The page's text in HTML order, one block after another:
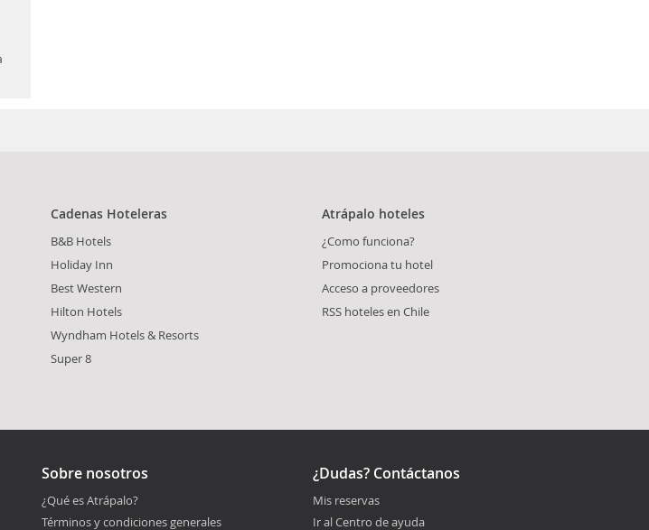
Cadenas Hoteleras
B&B Hotels
Holiday Inn
Best Western
Hilton Hotels
Wyndham Hotels & Resorts
Super 8
Atrápalo hoteles
¿Como funciona?
Promociona tu hotel
Acceso a proveedores
RSS hoteles en Chile
Sobre nosotros
¿Qué es Atrápalo?
Términos y condiciones generales
¿Dudas? Contáctanos
Mis reservas
Ir al Centro de ayuda